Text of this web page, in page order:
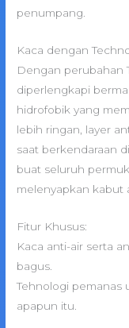
penumpang.
Kaca dengan
Dengan perubahan
diperlengkapi
hidrofobik yang
lebih ringan, layer
saat berkendaraan
buat seluruh
melenyapkan kabut
Fitur Khusus:
Kaca anti-air serta
bagus.
Tehnologi pemanas
apapun itu.